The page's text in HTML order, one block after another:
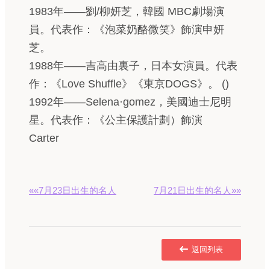
1983年——劉/柳妍芝，韓國 MBC劇場演
員。代表作：《泡菜奶酪微笑》飾演申妍
芝。
1988年——吉高由裏子，日本女演員。代表
作：《Love Shuffle》《東京DOGS》。 ()
1992年——Selena·gomez，美國迪士尼明
星。代表作：《公主保護計劃）飾演
Carter
««7月23日出生的名人 7月21日出生的名人»»
返回列表